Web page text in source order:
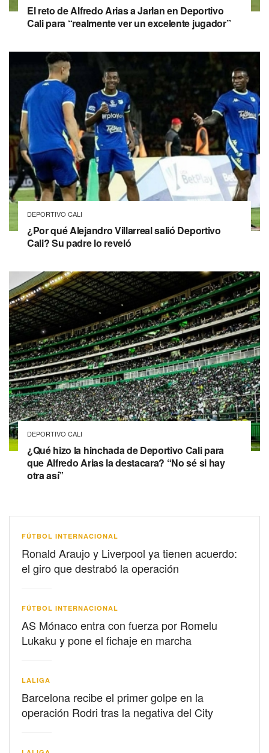
El reto de Alfredo Arias a Jarlan en Deportivo
Cali para “realmente ver un excelente jugador”
DEPORTIVO CALI
¿Por qué Alejandro Villarreal salió Deportivo
Cali? Su padre lo reveló
DEPORTIVO CALI
¿Qué hizo la hinchada de Deportivo Cali para
que Alfredo Arias la destacara? “No sé si hay
otra así”
FÚTBOL INTERNACIONAL
Ronald Araujo y Liverpool ya tienen acuerdo:
el giro que destrabó la operación
FÚTBOL INTERNACIONAL
AS Mónaco entra con fuerza por Romelu
Lukaku y pone el fichaje en marcha
LALIGA
Barcelona recibe el primer golpe en la
operación Rodri tras la negativa del City